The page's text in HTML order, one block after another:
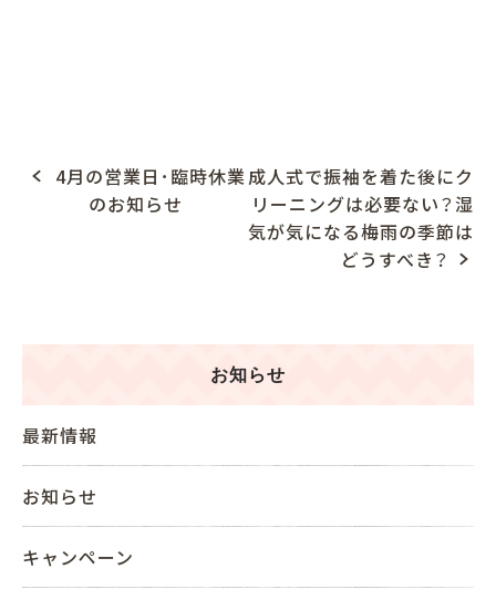
P
g
a
t
i
4月の営業日･臨時休業
のお知らせ
成人式で振袖を着た後にク
リーニングは必要ない？湿
気が気になる梅雨の季節は
どうすべき？
お知らせ
最新情報
お知らせ
キャンペーン